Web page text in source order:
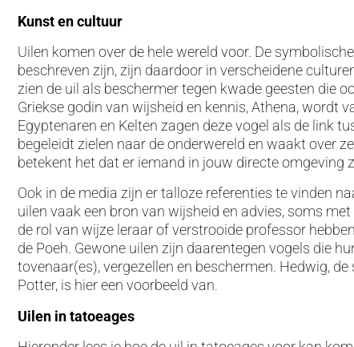
Kunst en cultuur
Uilen komen over de hele wereld voor. De
beschreven zijn, zijn daardoor in verscheidene
zien de uil als beschermer tegen kwade geesten die
Griekse godin van wijsheid en kennis, Athena, wordt
Egyptenaren en Kelten zagen deze vogel als de link
begeleidt zielen naar de onderwereld en waakt over
betekent het dat er iemand in jouw directe omgeving
Ook in de media zijn er talloze referenties te vinden
uilen vaak een bron van wijsheid en advies, soms
de rol van wijze leraar of verstrooide professor
de Poeh. Gewone uilen zijn daarentegen vogels die
tovenaar(es), vergezellen en beschermen. Hedwig,
Potter, is hier een voorbeeld van.
Uilen in tatoeages